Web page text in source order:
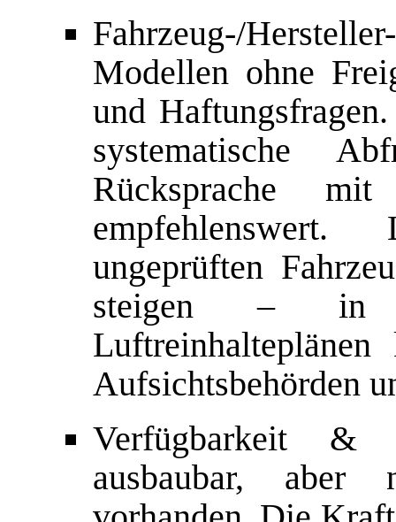
Fahrzeug-/
Modellen ohne
und
systematische
Rücksprache mit
empfehlenswert.
ungeprüften
steigen – in
Aufsichtsbehörden
Verfügbarkeit &
ausbaubar, aber